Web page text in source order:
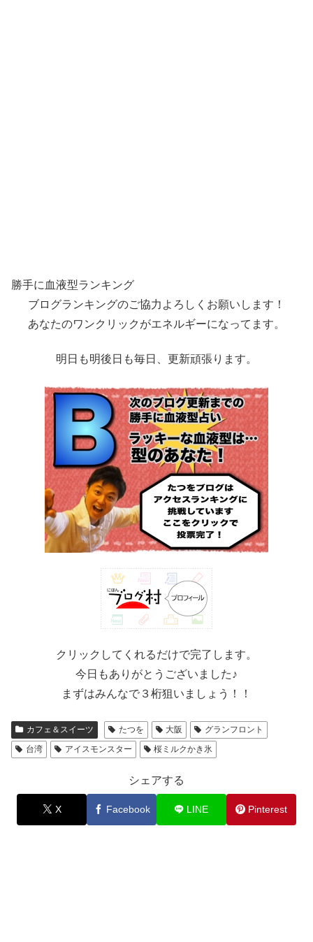
勝手に血液型ランキング
ブログランキングのご協力よろしくお願いします！
あなたのワンクリックがエネルギーになってます。
明日も明後日も毎日、更新頑張ります。
クリックしてくれるだけで完了します。
今日もありがとうございました♪
まずはみんなで３桁狙いましょう！！
カフェ＆スイーツ たつを 大阪
グランフロント
台湾
アイスモンスター 桜ミルクかき氷
シェアする
X Facebook LINE Pinterest